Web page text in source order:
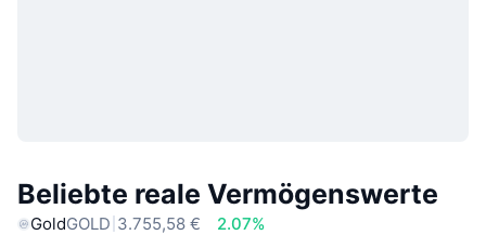
Beliebte reale Vermögenswerte
GoldGOLD 3.755,58 €
2.07%